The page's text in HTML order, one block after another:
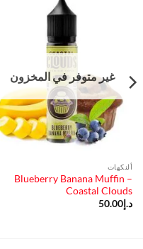
غير متوفر في المخزون
ألنكهات
Blueberry Banana Muffin –
Coastal Clouds
د.إ 50.00